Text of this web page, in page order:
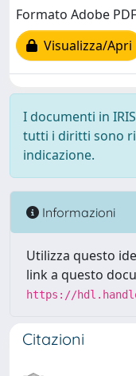
Formato Adobe PDF
Visualizza/Apri
I documenti in
tutti i diritti sono
indicazione.
Informazioni
Utilizza questo
link a questo
https://
Citazioni